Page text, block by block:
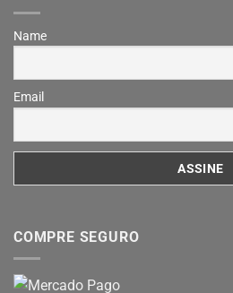
Name
Email
COMPRE SEGURO